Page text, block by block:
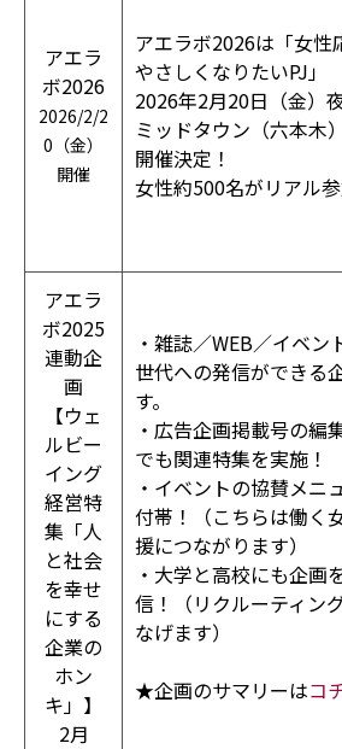
アエラ
ボ2026
2026/2/2
0（金）
開催
アエラボ2026は「女
やさしくなりたいPJ」
2026年2月20日（金）
ミッドタウン（六本木
開催決定！
女性約500名がリアル参
アエラ
ボ2025
連動企
画
【ウェ
ルビー
イング
経営特
集「人
と社会
を幸せ
にする
企業の
ホン
キ」】
2月
・雑誌／WEB／イベン
世代への発信ができる
す。
・広告企画掲載号の編
でも関連特集を実施！
・イベントの協賛メニ
付帯！（こちらは働く
援につながります）
・大学と高校にも企画
信！（リクルーティン
なげます）
★企画のサマリーはコ